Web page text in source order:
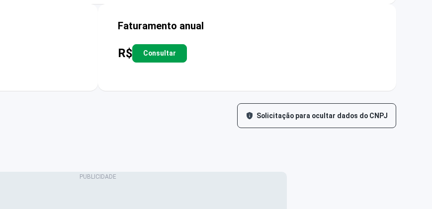
Faturamento anual
R$ Consultar
Solicitação para ocultar dados do CNPJ